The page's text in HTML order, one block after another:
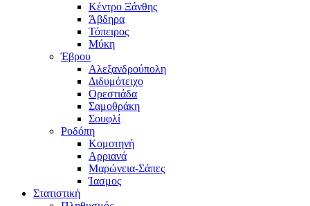
Κέντρο Ξάνθης
Άβδηρα
Τόπειρος
Μύκη
Έβρου
Αλεξανδρούπολη
Διδυμότειχο
Ορεστιάδα
Σαμοθράκη
Σουφλί
Ροδόπη
Κομοτηνή
Αρριανά
Μαρώνεια-Σάπες
Ίασμος
Στατιστική